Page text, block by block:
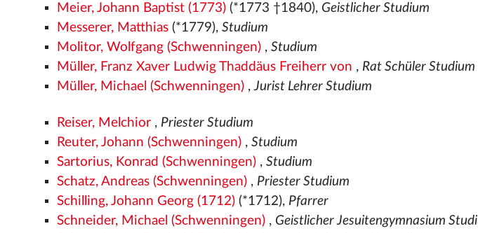
Meier, Johann Baptist (1773) (*1773 †1840), Geistlicher Studium
Messerer, Matthias (*1779),Studium
Molitor, Wolfgang (Schwenningen) ,Studium
Müller, Franz Xaver Ludwig Thaddäus Freiherr von , Rat Schüler Studium
Müller, Michael (Schwenningen) ,Jurist Lehrer Studium
Reiser, Melchior , Priester Studium
Reuter, Johann (Schwenningen) ,Studium
Sartorius, Konrad (Schwenningen) ,Studium
Schatz, Andreas (Schwenningen) , Priester Studium
Schilling, Johann Georg (1712) (*1712), Pfarrer
Schneider, Michael (Schwenningen) , Geistlicher Jesuitengymnasium